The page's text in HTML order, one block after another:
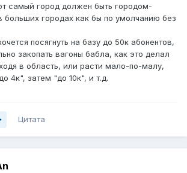
самый город должен быть городом-
больших городах как бы по умолчанию без
посягнуть на базу до 50к абонентов,
закопать вагоны бабла, как это делал
в область, или расти мало-по-малу,
4к", затем "до 10к", и т.д.
Цитата